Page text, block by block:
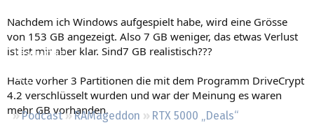
Neueste Aktivitäten
Leserartikel
Regeln
Podcast RAMageddon
RTX 5000 „Deals“
Nachdem ich Windows aufgespielt habe, wird eine Grösse
von 153 GB angezeigt. Also 7 GB weniger, das etwas Verlust
ist ist mir aber klar. Sind7 GB realistisch???
Hatte vorher 3 Partitionen die mit dem Programm DriveCrypt
4.2 verschlüsselt wurden und war der Meinung es waren
mehr GB vorhanden.